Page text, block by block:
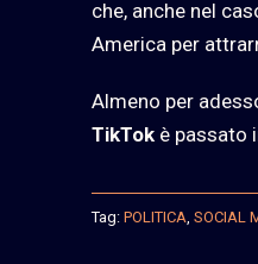
che, anche nel
America per
Almeno per
TikTok è passato
Tag: POLITICA, SOCIAL